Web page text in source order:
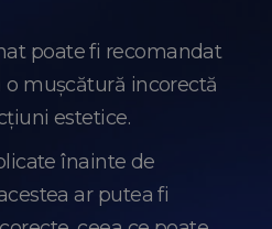
poate fi recomandat
mușcătură incorectă
estetice.
înainte de
ar putea fi